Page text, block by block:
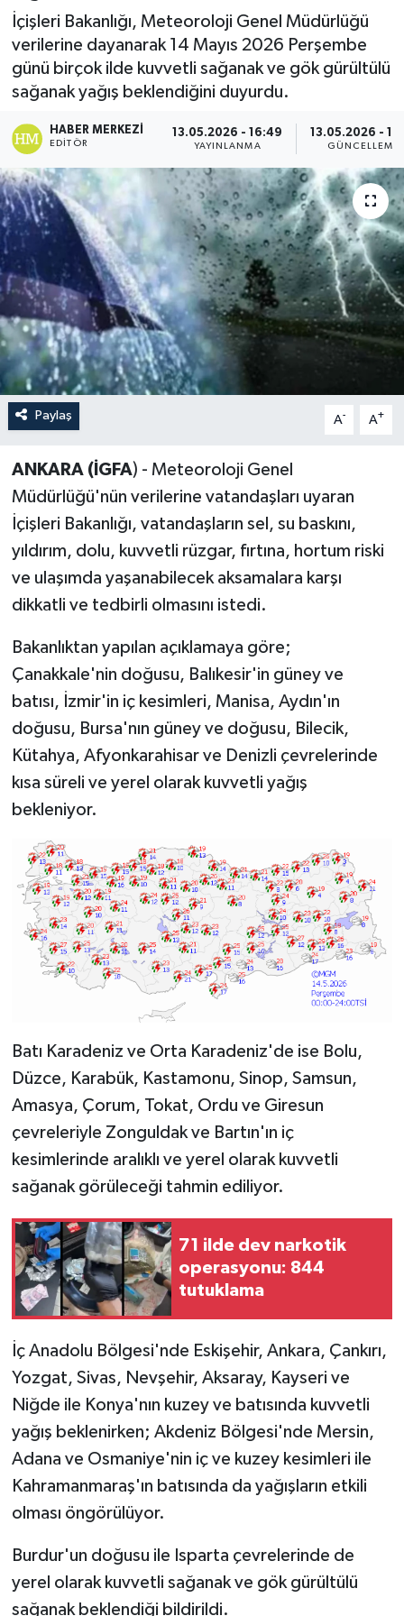
İçişleri Bakanlığı, Meteoroloji Genel Müdürlüğü
verilerine dayanarak 14 Mayıs 2026 Perşembe
günü birçok ilde kuvvetli sağanak ve gök gürültülü
sağanak yağış beklendiğini duyurdu.
HABER MERKEZI
EDITÖR
13.05.2026 - 16:49
YAYINLANMA
13.05.2026 -
GÜNCELLEME
Paylaş A- A+
ANKARA (İGFA) - Meteoroloji Genel
Müdürlüğü'nün verilerine vatandaşları uyaran
İçişleri Bakanlığı, vatandaşların sel, su baskını,
yıldırım, dolu, kuvvetli rüzgar, fırtına, hortum riski
ve ulaşımda yaşanabilecek aksamalara karşı
dikkatli ve tedbirli olmasını istedi.
Bakanlıktan yapılan açıklamaya göre;
Çanakkale'nin doğusu, Balıkesir'in güney ve
batısı, İzmir'in iç kesimleri, Manisa, Aydın'ın
doğusu, Bursa'nın güney ve doğusu, Bilecik,
Kütahya, Afyonkarahisar ve Denizli çevrelerinde
kısa süreli ve yerel olarak kuvvetli yağış
bekleniyor.
Batı Karadeniz ve Orta Karadeniz'de ise Bolu,
Düzce, Karabük, Kastamonu, Sinop, Samsun,
Amasya, Çorum, Tokat, Ordu ve Giresun
çevreleriyle Zonguldak ve Bartın'ın iç
kesimlerinde aralıklı ve yerel olarak kuvvetli
sağanak görüleceği tahmin ediliyor.
71 ilde dev narkotik
operasyonu: 844
tutuklama
İç Anadolu Bölgesi'nde Eskişehir, Ankara, Çankırı,
Yozgat, Sivas, Nevşehir, Aksaray, Kayseri ve
Niğde ile Konya'nın kuzey ve batısında kuvvetli
yağış beklenirken; Akdeniz Bölgesi'nde Mersin,
Adana ve Osmaniye'nin iç ve kuzey kesimleri ile
Kahramanmaraş'ın batısında da yağışların etkili
olması öngörülüyor.
Burdur'un doğusu ile Isparta çevrelerinde de
yerel olarak kuvvetli sağanak ve gök gürültülü
sağanak beklendiği bildirildi.